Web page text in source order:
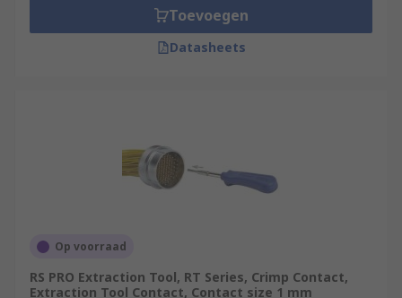
Toevoegen
Datasheets
Op voorraad
RS PRO Extraction Tool, RT Series, Crimp Contact,
Extraction Tool Contact, Contact size 1 mm